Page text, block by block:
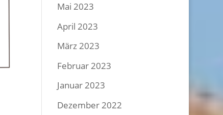
Mai 2023
April 2023
März 2023
Februar 2023
Januar 2023
Dezember 2022